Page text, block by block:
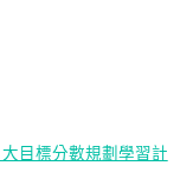
目標分數規劃學習計